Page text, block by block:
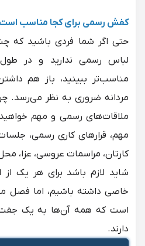
کفش رسمی برای کجا مناسب
حتی اگر شما فردی باشید که
لباس رسمی ندارید و در
مناسب‌تر ببینید، باز هم
مردانه ضروری به نظر می‌رسد.
ملاقات‌های رسمی و مهم
مهم، قرارهای کاری رسمی،
کارتان، مراسمات عروسی، عزا،
شاید لازم باشد برای هر یک
خاصی داشته باشیم، اما فصل
است که همه آن‌ها به یک جفت
دارند.